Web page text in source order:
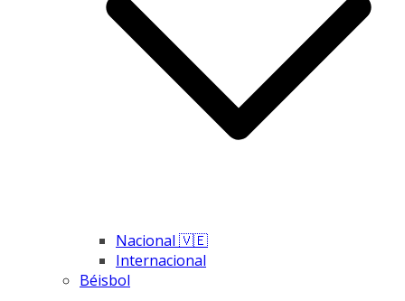
Nacional 🇻🇪
Internacional
Béisbol